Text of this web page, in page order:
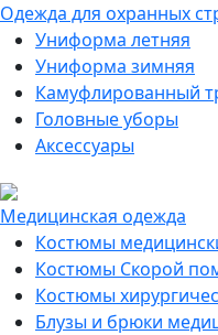
Одежда для охранных
Униформа летняя
Униформа зимняя
Камуфлированный
Головные уборы
Аксессуары
Медицинская одежда
Костюмы
Костюмы Скорой
Костюмы
Блузы и брюки